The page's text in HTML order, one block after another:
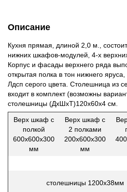
Описание
Кухня прямая, длиной 2,0 м.,
нижних шкафов-модулей, 4-х
Корпус и фасады верхнего ряда
открытая полка в тон нижнего
Лдсп серого цвета. Столешница из
входит в комплект (возможны
столешницы (ДхШхТ)120х60х4 см.
Верх шкаф с
полкой
600х600х300
мм
Верх шкаф с
2 полками
200х600х300
мм
столешницы 1200х38мм